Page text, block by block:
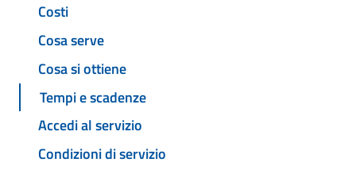
Costi
Cosa serve
Cosa si ottiene
Tempi e scadenze
Accedi al servizio
Condizioni di servizio